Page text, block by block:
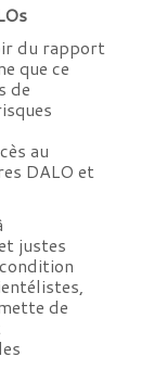
du rapport
que ce
de
au
DALO et
justes
de